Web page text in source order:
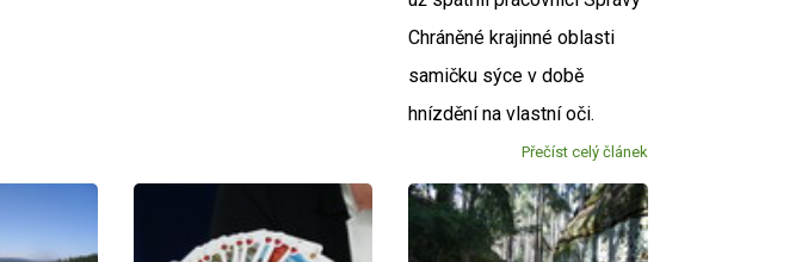
Chráněné krajinné oblasti
samičku sýce v době
hnízdění na vlastní oči.
Přečíst celý článek